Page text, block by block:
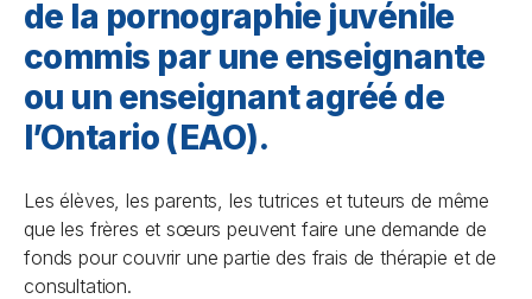
de la pornographie juvénile
commis par une enseignante
ou un enseignant agréé de
l’Ontario (EAO).
Les élèves, les parents, les tutrices et tuteurs de même
que les frères et sœurs peuvent faire une demande de
fonds pour couvrir une partie des frais de thérapie et de
consultation.